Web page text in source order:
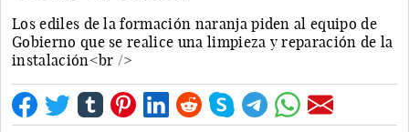
Los ediles de la formación naranja piden al equipo de
Gobierno que se realice una limpieza y reparación de la
instalación<br />